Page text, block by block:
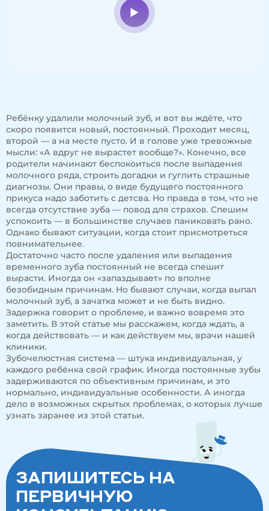
Ребёнку удалили молочный зуб, и вот вы ждёте, что
скоро появится новый, постоянный. Проходит месяц,
второй — а на месте пусто. И в голове уже тревожные
мысли: «А вдруг не вырастет вообще?». Конечно, все
родители начинают беспокоиться после выпадения
молочного ряда, строить догадки и гуглить страшные
диагнозы. Они правы, о виде будущего постоянного
прикуса надо заботить с детсва. Но правда в том, что не
всегда отсутствие зуба — повод для страхов. Спешим
успокоить — в большинстве случаев паниковать рано.
Однако бывают ситуации, когда стоит присмотреться
повнимательнее.
Достаточно часто после удаления или выпадения
временного зуба постоянный не всегда спешит
вырасти. Иногда он «запаздывает» по вполне
безобидным причинам. Но бывают случаи, когда выпал
молочный зуб, а зачатка может и не быть видно.
Задержка говорит о проблеме, и важно вовремя это
заметить. В этой статье мы расскажем, когда ждать, а
когда действовать — и как действуем мы, врачи нашей
клиники.
Зубочелюстная система — штука индивидуальная, у
каждого ребёнка свой график. Иногда постоянные зубы
задерживаются по объективным причинам, и это
нормально, индивидуальные особенности. А иногда
дело в возможных скрытых проблемах, о которых лучше
узнать заранее из этой статьи.
ЗАПИШИТЕСЬ НА
ПЕРВИЧНУЮ